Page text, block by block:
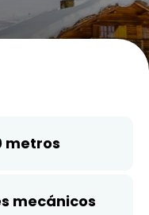
8 9
29 30
metros
mecánicos